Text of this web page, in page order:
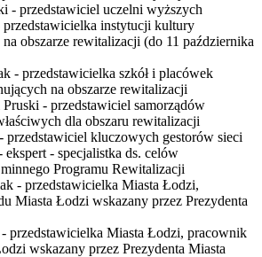
- przedstawiciel uczelni wyższych
instytucji kultury
obszarze rewitalizacji (do 11 października
- przedstawicielka szkół i placówek
na obszarze rewitalizacji
- przedstawiciel samorządów
dla obszaru rewitalizacji
przedstawiciel kluczowych gestorów sieci
ekspert - specjalistka ds. celów
Programu Rewitalizacji
- przedstawicielka Miasta Łodzi,
Miasta Łodzi wskazany przez Prezydenta
przedstawicielka Miasta Łodzi, pracownik
wskazany przez Prezydenta Miasta